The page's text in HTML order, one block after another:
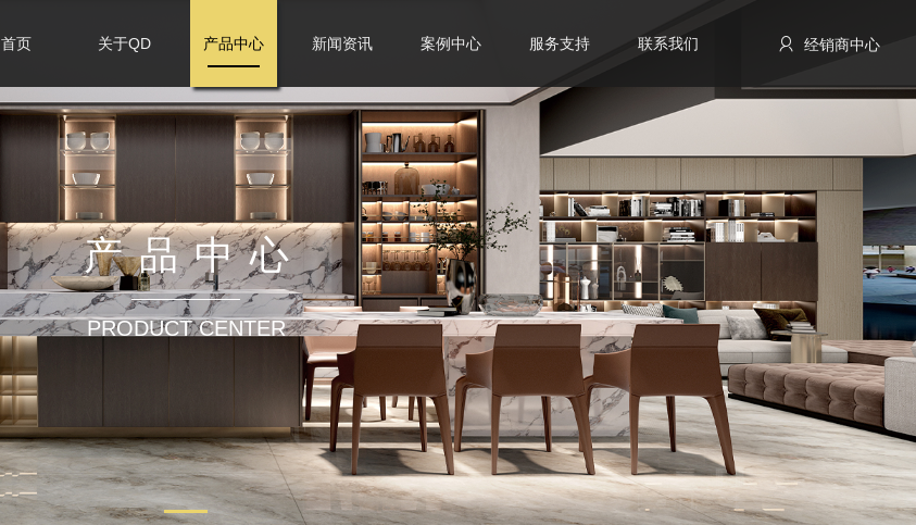
首页 关于QD 产品中心 新闻资讯 案例中心 服务支持 联系我们 经销商中心
产品中心
PRODUCT CENTER